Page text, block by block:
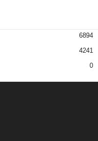
6894
4241
0